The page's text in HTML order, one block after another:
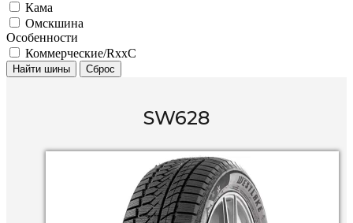
Кама
Омскшина
Особенности
Коммерческие/RxxC
Найти шины Сброс
SW628